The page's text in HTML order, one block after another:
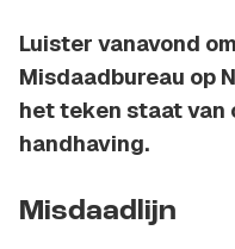
Luister vanavond
Misdaadbureau op
het teken staat van
handhaving.
Misdaadlijn